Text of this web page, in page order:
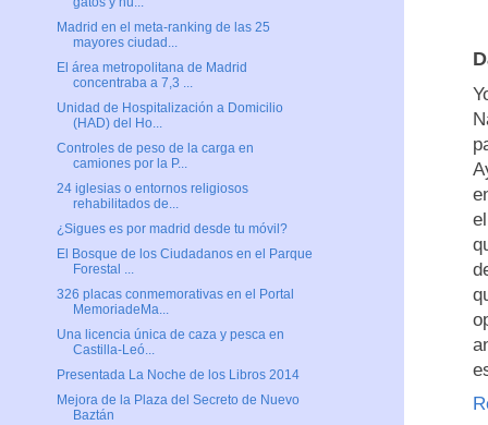
Madrid en el meta-ranking de las 25
mayores ciudad...
El área metropolitana de Madrid
concentraba a 7,3 ...
Unidad de Hospitalización a Domicilio
(HAD) del Ho...
Controles de peso de la carga en
camiones por la P...
24 iglesias o entornos religiosos
rehabilitados de...
¿Sigues es por madrid desde tu móvil?
El Bosque de los Ciudadanos en el Parque
Forestal ...
326 placas conmemorativas en el Portal
MemoriadeMa...
Una licencia única de caza y pesca en
Castilla-Leó...
Presentada La Noche de los Libros 2014
Mejora de la Plaza del Secreto de Nuevo
Baztán